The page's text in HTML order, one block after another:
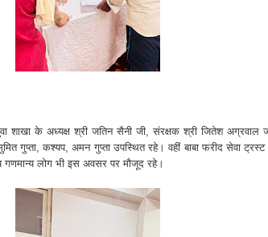
शाखा के अध्यक्ष श्री जतिन सैनी जी, संरक्षक श्री जितेश
गुप्ता, कश्यप, अमन गुप्ता उपस्थित रहे। वहीं बाबा फरीद सेवा
लोग भी इस अवसर पर मौजूद रहे।